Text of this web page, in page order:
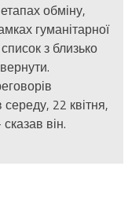
обміну,
гуманітарної
з близько
22 квітня,
він.